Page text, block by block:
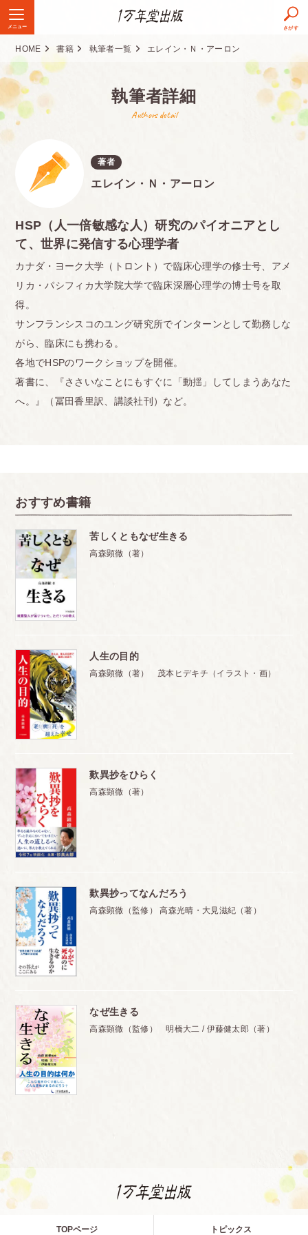
メニュー さがす
HOME 書籍 執筆者一覧 エレイン・Ｎ・アーロン
執筆者詳細
Authors detail
著者
エレイン・Ｎ・アーロン
HSP（人一倍敏感な人）研究のパイオニアとし
て、世界に発信する心理学者
カナダ・ヨーク大学（トロント）で臨床心理学の修士号、アメ
リカ・パシフィカ大学院大学で臨床深層心理学の博士号を取
得。
サンフランシスコのユング研究所でインターンとして勤務しな
がら、臨床にも携わる。
各地でHSPのワークショップを開催。
著書に、『ささいなことにもすぐに「動揺」してしまうあなた
へ。』（冨田香里訳、講談社刊）など。
おすすめ書籍
苦しくともなぜ生きる
高森顕徹（著）
人生の目的
高森顕徹（著） 茂本ヒデキチ（イラスト・画）
歎異抄をひらく
高森顕徹（著）
歎異抄ってなんだろう
高森顕徹（監修） 高森光晴・大見滋紀（著）
なぜ生きる
高森顕徹（監修） 明橋大二 / 伊藤健太郎（著）
TOPページ トピックス